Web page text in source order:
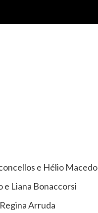
e Hélio Macedo
e Liana Bonaccorsi
Arruda